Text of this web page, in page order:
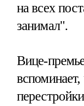
на всех
занимал".
Вице-